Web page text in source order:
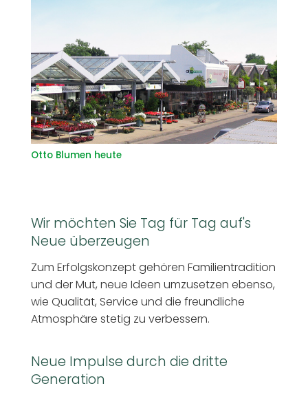
Otto Blumen heute
Wir möchten Sie Tag für Tag auf's
Neue überzeugen
Zum Erfolgskonzept gehören Familientradition
und der Mut, neue Ideen umzusetzen ebenso,
wie Qualität, Service und die freundliche
Atmosphäre stetig zu verbessern.
Neue Impulse durch die dritte
Generation